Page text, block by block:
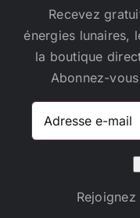
Recevez
énergies lunaires,
la boutique
Abonnez-
Adresse